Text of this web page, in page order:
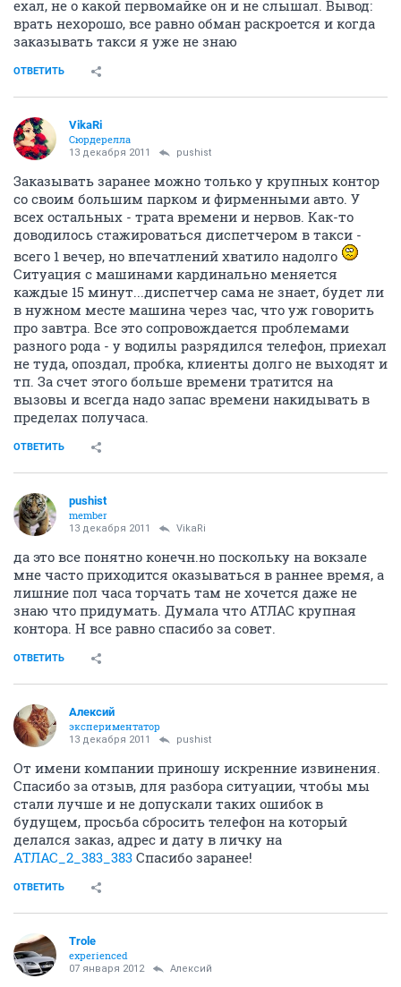
ехал, не о какой первомайке он и не слышал. Вывод:
врать нехорошо, все равно обман раскроется и когда
заказывать такси я уже не знаю
ОТВЕТИТЬ
VikaRi
Сюрдерелла
13 декабря 2011 pushist
Заказывать заранее можно только у крупных контор
со своим большим парком и фирменными авто. У
всех остальных - трата времени и нервов. Как-то
доводилось стажироваться диспетчером в такси -
всего 1 вечер, но впечатлений хватило надолго
Ситуация с машинами кардинально меняется
каждые 15 минут...диспетчер сама не знает, будет ли
в нужном месте машина через час, что уж говорить
про завтра. Все это сопровождается проблемами
разного рода - у водилы разрядился телефон, приехал
не туда, опоздал, пробка, клиенты долго не выходят и
тп. За счет этого больше времени тратится на
вызовы и всегда надо запас времени накидывать в
пределах получаса.
ОТВЕТИТЬ
pushist
member
13 декабря 2011 VikaRi
да это все понятно конечн.но поскольку на вокзале
мне часто приходится оказываться в раннее время, а
лишние пол часа торчать там не хочется даже не
знаю что придумать. Думала что АТЛАС крупная
контора. Н все равно спасибо за совет.
ОТВЕТИТЬ
Алексий
экспериментатор
13 декабря 2011 pushist
От имени компании приношу искренние извинения.
Спасибо за отзыв, для разбора ситуации, чтобы мы
стали лучше и не допускали таких ошибок в
будущем, просьба сбросить телефон на который
делался заказ, адрес и дату в личку на
АТЛАС_2_383_383 Спасибо заранее!
ОТВЕТИТЬ
Trole
experienced
07 января 2012 Алексий